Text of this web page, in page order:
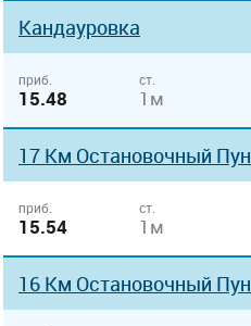
Кандауровка
приб.
15.48
ст.
1м
17 Км Остановочный
приб.
15.54
ст.
1м
16 Км Остановочный